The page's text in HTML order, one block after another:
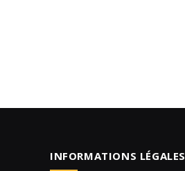
INFORMATIONS LÉGALES